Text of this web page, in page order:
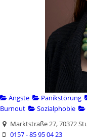
Ängste Panikstörung
Burnout
Sozialphobie
Marktstraße 27, 70372
0157 - 85 95 04 23